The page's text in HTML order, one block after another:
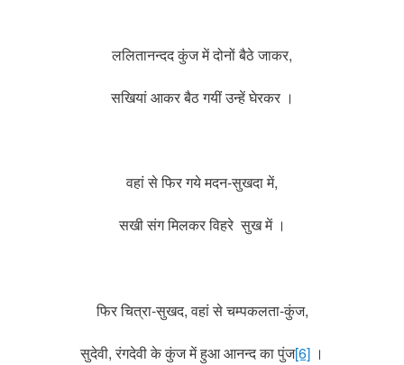
ललितानन्दद कुंज में दोनों बैठे जाकर,
सखियां आकर बैठ गयीं उन्हें घेरकर ।
वहां से फिर गये मदन-सुखदा में,
सखी संग मिलकर विहरे सुख में ।
फिर चित्रा-सुखद, वहां से चम्पकलता-कुंज,
सुदेवी, रंगदेवी के कुंज में हुआ आनन्द का पुंज[6] ।